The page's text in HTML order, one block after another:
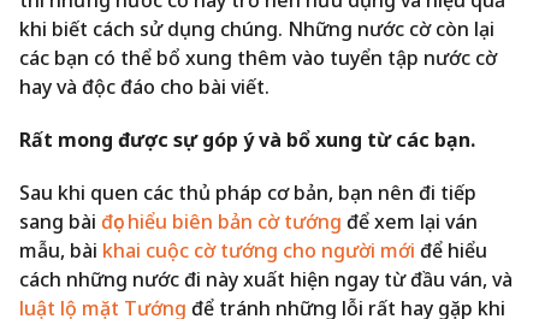
khi biết cách sử dụng chúng. Những nước cờ còn lại
các bạn có thể bổ xung thêm vào tuyển tập nước cờ
hay và độc đáo cho bài viết.
Rất mong được sự góp ý và bổ xung từ các bạn.
Sau khi quen các thủ pháp cơ bản, bạn nên đi tiếp
sang bài đọc hiểu biên bản cờ tướng để xem lại ván
mẫu, bài khai cuộc cờ tướng cho người mới để hiểu
cách những nước đi này xuất hiện ngay từ đầu ván, và
luật lộ mặt Tướng để tránh những lỗi rất hay gặp khi